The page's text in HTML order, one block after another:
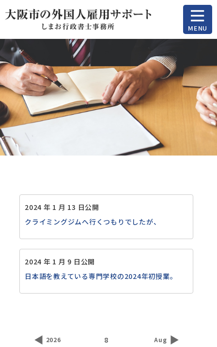
MENU
◀ 2026 8 Aug ▶
2024 年 1 月 13 日公開
クライミングジムへ行くつもりでしたが、
2024 年 1 月 9 日公開
日本語を教えている専門学校の2024年初授業。